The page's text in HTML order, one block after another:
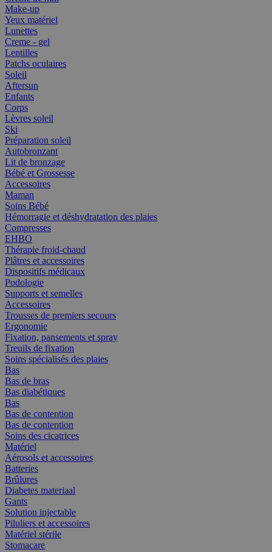
Make-up
Yeux matériel
Lunettes
Creme - gel
Lentilles
Patchs oculaires
Soleil
Aftersun
Enfants
Corps
Lèvres soleil
Ski
Préparation soleil
Autobronzant
Lit de bronzage
Bébé et Grossesse
Accessoires
Maman
Soins Bébé
Hémorragie et déshydratation des plaies
Compresses
EHBO
Thérapie froid-chaud
Plâtres et accessoires
Dispositifs médicaux
Podologie
Supports et semelles
Accessoires
Trousses de premiers secours
Ergonomie
Fixation, pansements et spray
Treuils de fixation
Soins spécialisés des plaies
Bas
Bas de bras
Bas diabétiques
Bas
Bas de contention
Bas de contention
Soins des cicatrices
Matériel
Aérosols et accessoires
Batteries
Brûlures
Diabetes materiaal
Gants
Solution injectable
Piluliers et accessoires
Matériel stérile
Stomacare